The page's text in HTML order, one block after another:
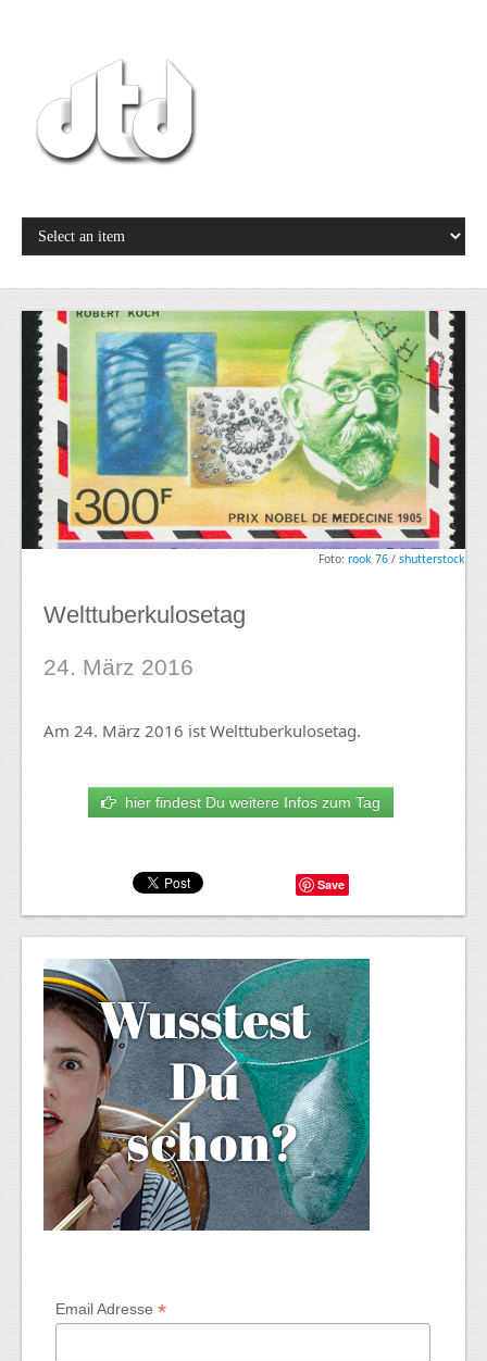
Foto: rook 76 / shutterstock
Welttuberkulosetag
24. März 2016
Am 24. März 2016 ist Welttuberkulosetag.
hier findest Du weitere Infos zum Tag
Save
Email Adresse*